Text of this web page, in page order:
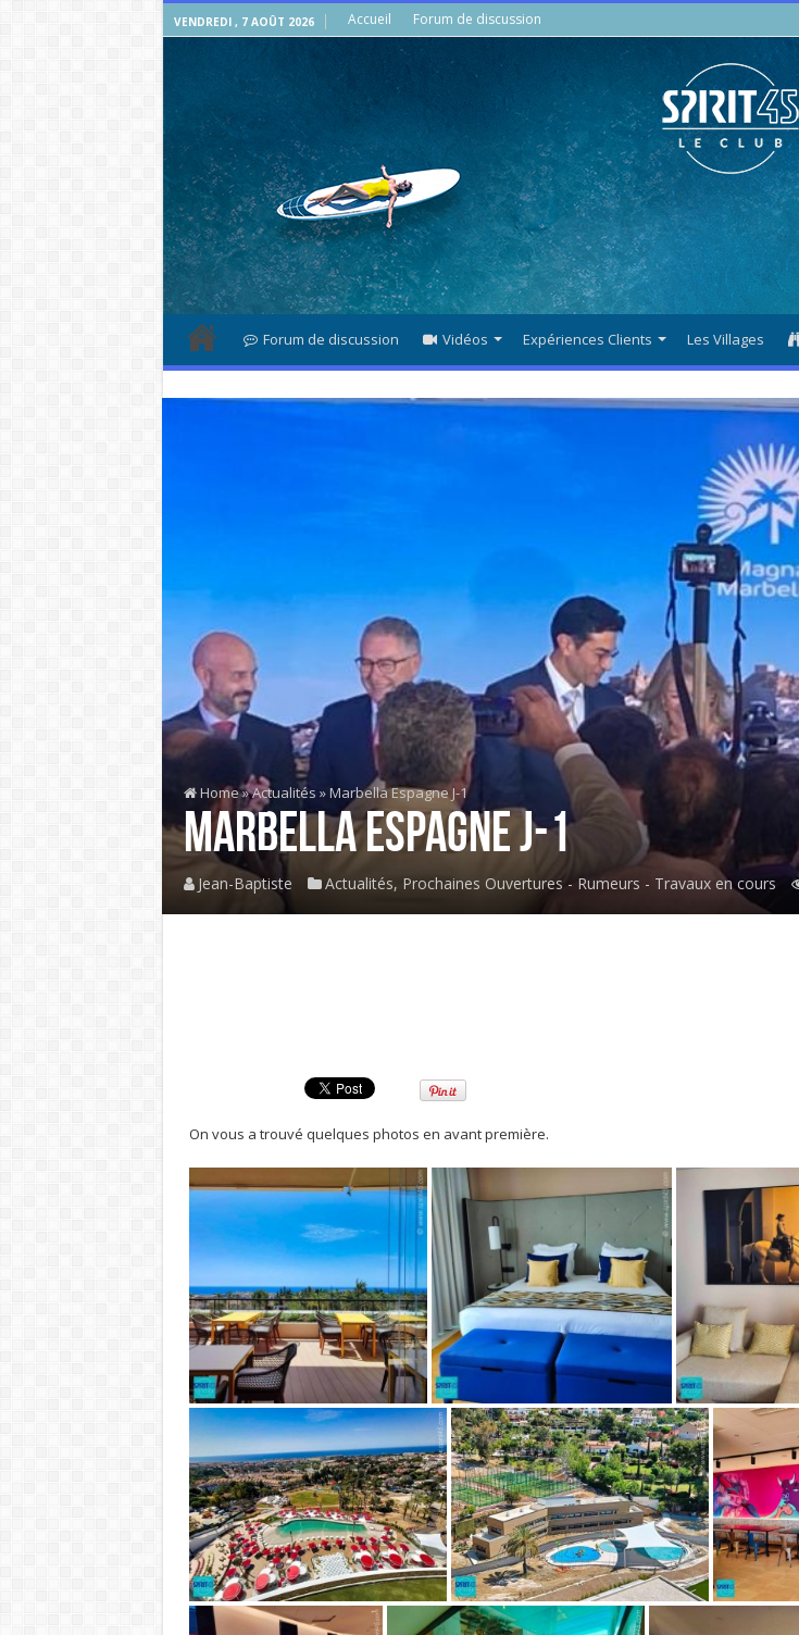
VENDREDI , 7 AOÛT 2026 Accueil Forum de discussion
Forum de discussion Vidéos Expériences Clients Les Villages
Home»Actualités »Marbella Espagne J-1
Marbella Espagne J-1
Jean-Baptiste Actualités, Prochaines Ouvertures - Rumeurs - Travaux en cours
On vous a trouvé quelques photos en avant première.